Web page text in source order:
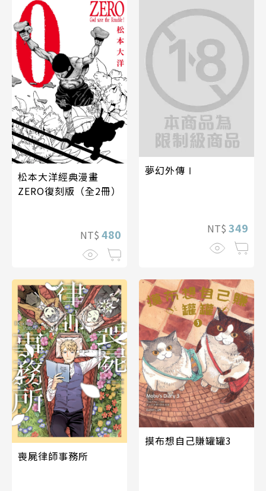
松本大洋經典漫畫
ZERO復刻版（全2冊）
NT$ 480
夢幻外傳Ⅰ
NT$ 349
喪屍律師事務所
摸布想自己賺罐罐3